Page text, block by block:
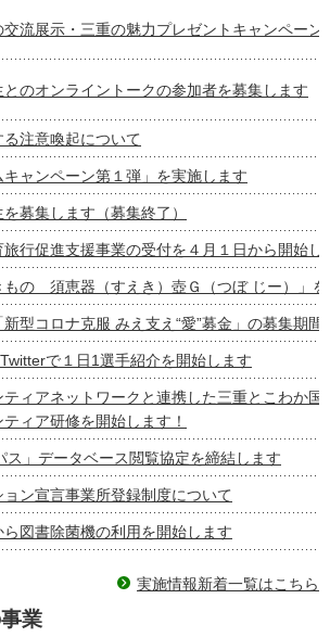
流展示・三重の魅力プレゼントキャンペーン
のオンライントークの参加者を募集します
注意喚起について
キャンペーン第１弾」を実施します
募集します（募集終了）
行促進支援事業の受付を４月１日から開始し
もの 須恵器（すえき）壺Ｇ（つぼ じー）」
新型コロナ克服 みえ支え“愛”募金」の募集期
で１日1選手紹介を開始します
ティアネットワークと連携した三重とこわか国
ィア研修を開始します！
ス」データベース閲覧協定を締結します
ン宣言事業所登録制度について
ら図書除菌機の利用を開始します
実施情報新着一覧はこちら
業